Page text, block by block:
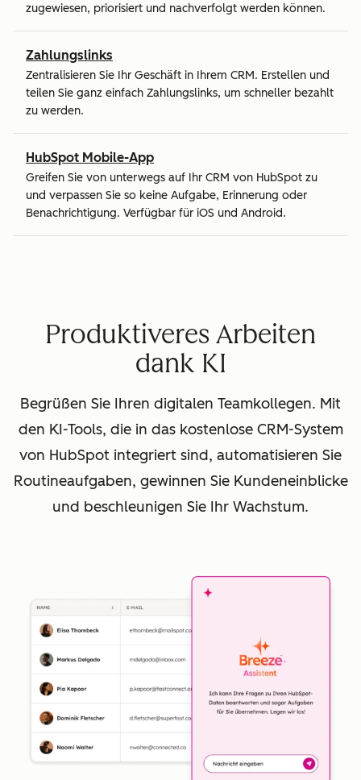
zugewiesen, priorisiert und nachverfolgt werden können.
Zahlungslinks
Zentralisieren Sie Ihr Geschäft in Ihrem CRM. Erstellen und
teilen Sie ganz einfach Zahlungslinks, um schneller bezahlt
zu werden.
HubSpot Mobile-App
Greifen Sie von unterwegs auf Ihr CRM von HubSpot zu
und verpassen Sie so keine Aufgabe, Erinnerung oder
Benachrichtigung. Verfügbar für iOS und Android.
Produktiveres Arbeiten
dank KI
Begrüßen Sie Ihren digitalen Teamkollegen. Mit
den KI-Tools, die in das kostenlose CRM-System
von HubSpot integriert sind, automatisieren Sie
Routineaufgaben, gewinnen Sie Kundeneinblicke
und beschleunigen Sie Ihr Wachstum.